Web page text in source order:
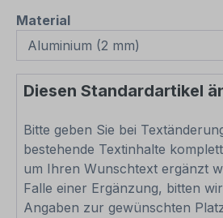
Materialauswählen
Diesen Standardartikel
Bitte geben Sie bei
bestehende Textinhalte
um Ihren Wunschtext ergänzt
Falle einer Ergänzung, bitten
Angaben zur gewünschten